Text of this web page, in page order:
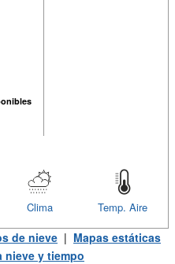
Temp. Aire
Clima
de nieve | Mapas estáticas
nieve y tiempo